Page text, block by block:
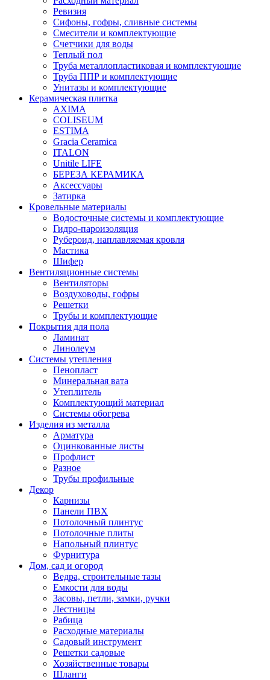
Ревизия
Сифоны, гофры, сливные системы
Смесители и комплектующие
Счетчики для воды
Теплый пол
Труба металлопластиковая и комплектующие
Труба ППР и комплектующие
Унитазы и комплектующие
Керамическая плитка
AXIMA
COLISEUM
ESTIMA
Gracia Ceramica
ITALON
Unitile LIFE
БЕРЕЗА КЕРАМИКА
Аксессуары
Затирка
Кровельные материалы
Водосточные системы и комплектующие
Гидро-пароизоляция
Рубероид, наплавляемая кровля
Мастика
Шифер
Вентиляционные системы
Вентиляторы
Воздуховоды, гофры
Решетки
Трубы и комплектующие
Покрытия для пола
Ламинат
Линолеум
Системы утепления
Пенопласт
Минеральная вата
Утеплитель
Комплектующий материал
Системы обогрева
Изделия из металла
Арматура
Оцинкованные листы
Профлист
Разное
Трубы профильные
Декор
Карнизы
Панели ПВХ
Потолочный плинтус
Потолочные плиты
Напольный плинтус
Фурнитура
Дом, сад и огород
Ведра, строительные тазы
Емкости для воды
Засовы, петли, замки, ручки
Лестницы
Рабица
Расходные материалы
Садовый инструмент
Решетки садовые
Хозяйственные товары
Шланги